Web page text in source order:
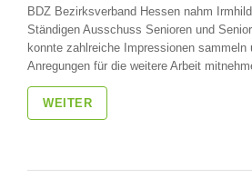
BDZ Bezirksverband Hessen nahm
Ständigen Ausschuss Senioren und
konnte zahlreiche Impressionen sammeln
Anregungen für die weitere Arbeit
WEITER